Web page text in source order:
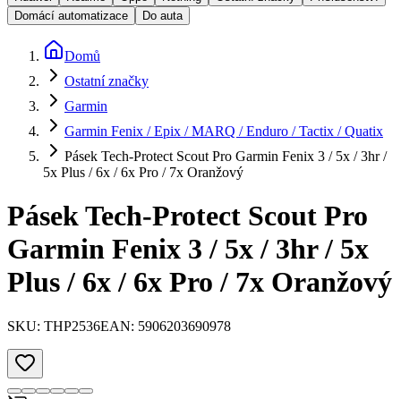
Domácí automatizace
Do auta
Domů
Ostatní značky
Garmin
Garmin Fenix / Epix / MARQ / Enduro / Tactix / Quatix
Pásek Tech-Protect Scout Pro Garmin Fenix 3 / 5x / 3hr /
5x Plus / 6x / 6x Pro / 7x Oranžový
Pásek Tech-Protect Scout Pro
Garmin Fenix 3 / 5x / 3hr / 5x
Plus / 6x / 6x Pro / 7x Oranžový
SKU: THP2536EAN: 5906203690978